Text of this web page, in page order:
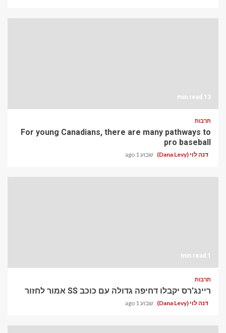
13 min read
תרבות
For young Canadians, there are many pathways to
pro baseball
דנה לוי (Dana Levy) שבוע 1 ago
1 min read
תרבות
ריינג'רס יקבלו דחיפה גדולה עם כוכב SS אמור לחזור
דנה לוי (Dana Levy) שבוע 1 ago